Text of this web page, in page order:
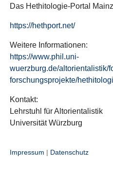
Das Hethitologie-Portal
https://hethport.net/
Weitere Informationen:
https://www.phil.uni-
wuerzburg.de/altorientalistik/
forschungsprojekte/
Kontakt:
Lehrstuhl für Altorientalistik
Universität Würzburg
Impressum | Datenschutz